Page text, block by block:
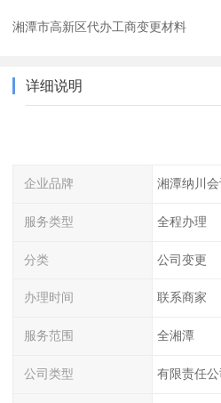
湘潭市高新区代办工商变更材料
详细说明
企业品牌 湘潭纳川
服务类型 全程办理
分类 公司变更
办理时间 联系商家
服务范围 全湘潭
公司类型